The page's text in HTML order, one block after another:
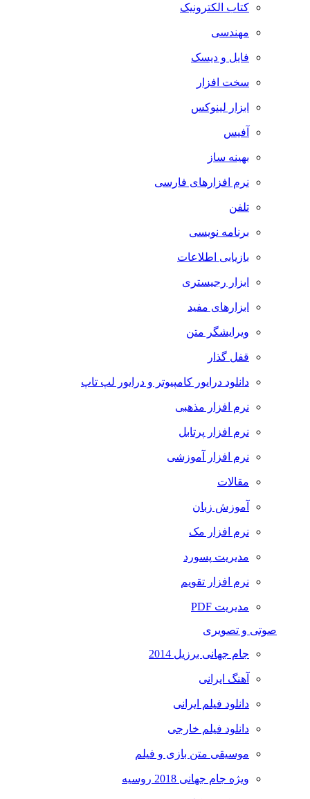
کتاب الکترونیک
مهندسی
فایل و دیسک
سخت افزار
ابزار لینوکس
آفیس
بهینه ساز
نرم افزارهای فارسی
تلفن
برنامه نویسی
بازیابی اطلاعات
ابزار رجیستری
ابزارهای مفید
ویرایشگر متن
قفل گذار
دانلود درایور کامپیوتر و درایور لپ تاپ
نرم افزار مذهبی
نرم افزار پرتابل
نرم افزار آموزشی
مقالات
آموزش زبان
نرم افزار مک
مدیریت پسورد
نرم افزار تقویم
مدیریت PDF
صوتی و تصویری
جام جهانی برزیل 2014
آهنگ ایرانی
دانلود فیلم ایرانی
دانلود فیلم خارجی
موسیقی متن بازی و فیلم
ویژه جام جهانی 2018 روسیه